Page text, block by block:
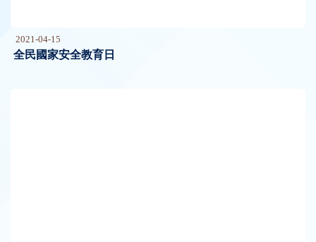
2021-04-15
全民國家安全教育日